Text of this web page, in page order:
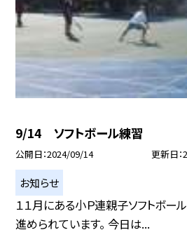
9/14 ソフトボール練習
公開日 2024/09/14 更新日
お知らせ
１１月にある小Ｐ連親子ソフトボー
進められています。 今日は...